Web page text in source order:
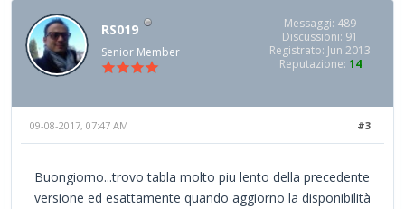
RS019
Senior Member
Messaggi: 489
Discussioni: 91
Registrato: Jun 2013
Reputazione: 14
#3
09-08-2017, 07:47 AM
Buongiorno...trovo tabla molto piu lento della precedente
versione ed esattamente quando aggiorno la disponibilità